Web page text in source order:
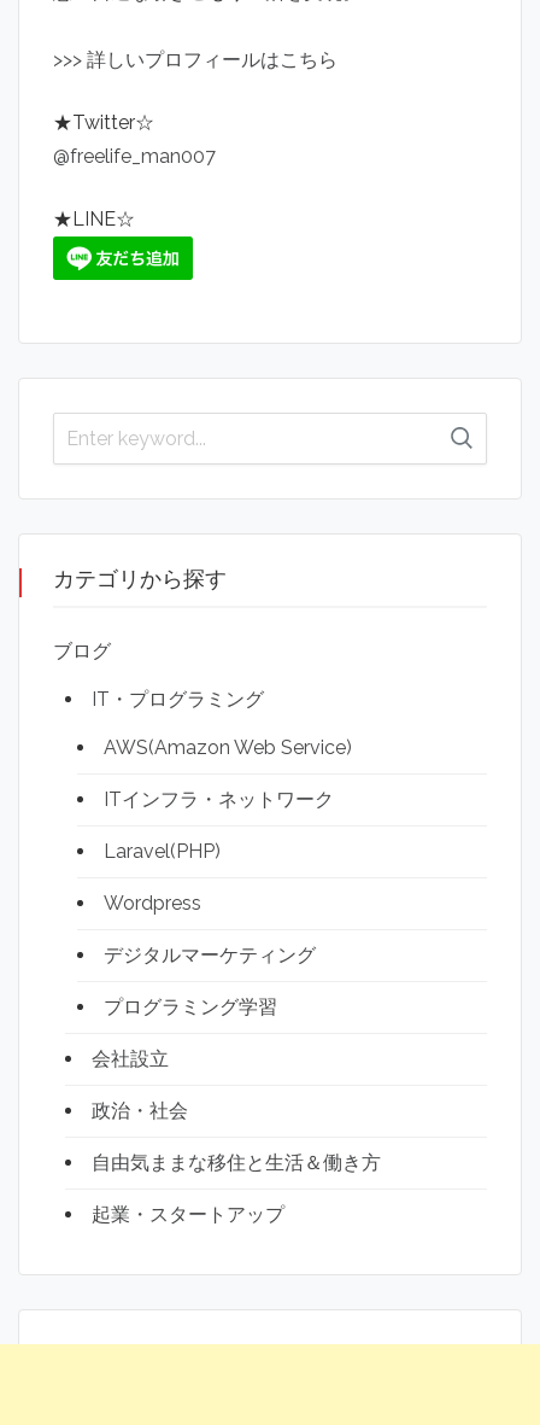
>>> 詳しいプロフィールはこちら
★Twitter☆
@freelife_man007
★LINE☆
カテゴリから探す
ブログ
IT・プログラミング
AWS(Amazon Web Service)
ITインフラ・ネットワーク
Laravel(PHP)
Wordpress
デジタルマーケティング
プログラミング学習
会社設立
政治・社会
自由気ままな移住と生活＆働き方
起業・スタートアップ